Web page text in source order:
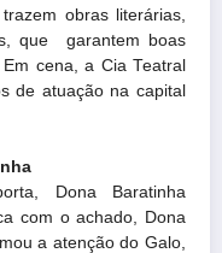
obras literárias,
que garantem boas
cena, a Cia Teatral
de atuação na capital
Dona Baratinha
com o achado, Dona
a atenção do Galo,